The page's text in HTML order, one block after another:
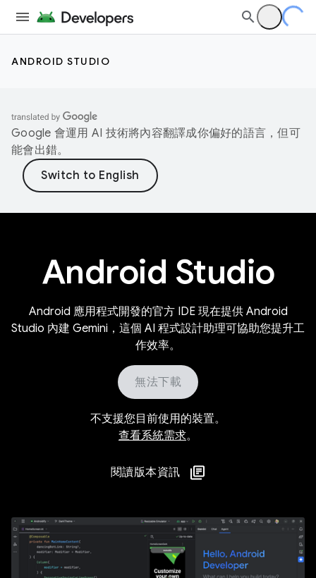
ANDROID STUDIO
Google 會運用 AI 技術將內容翻譯成你偏好的語言，但可
能會出錯。
Android Studio
Android 應用程式開發的官方 IDE 現在提供 Android
Studio 內建 Gemini，這個 AI 程式設計助理可協助您提升工
作效率。
無法下載
不支援您目前使用的裝置。
查看系統需求。
閱讀版本資訊